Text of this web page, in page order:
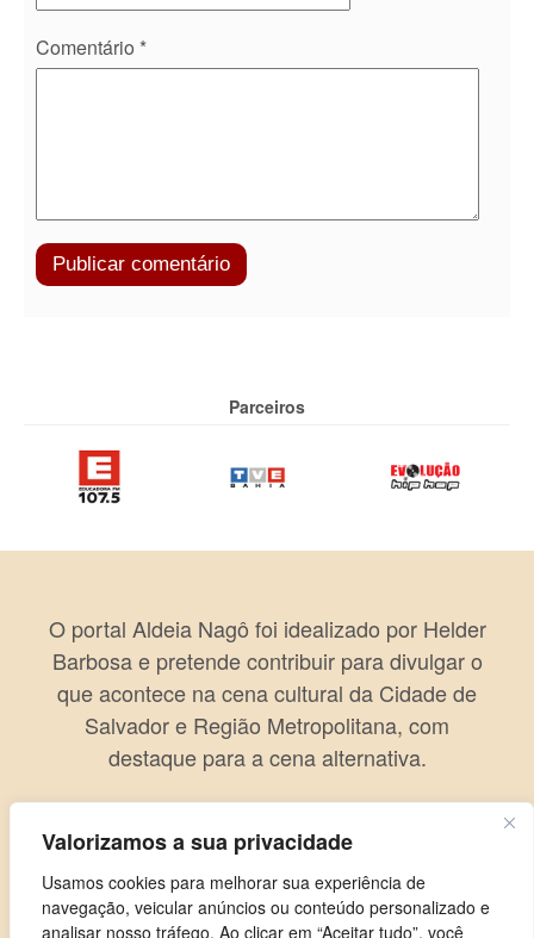
Valorizamos a sua privacidade
Usamos cookies para melhorar sua experiência de
navegação, veicular anúncios ou conteúdo personalizado e
analisar nosso tráfego. Ao clicar em “Aceitar tudo”, você
Comentário *
Parceiros
O portal Aldeia Nagô foi idealizado por Helder
Barbosa e pretende contribuir para divulgar o
que acontece na cena cultural da Cidade de
Salvador e Região Metropolitana, com
destaque para a cena alternativa.